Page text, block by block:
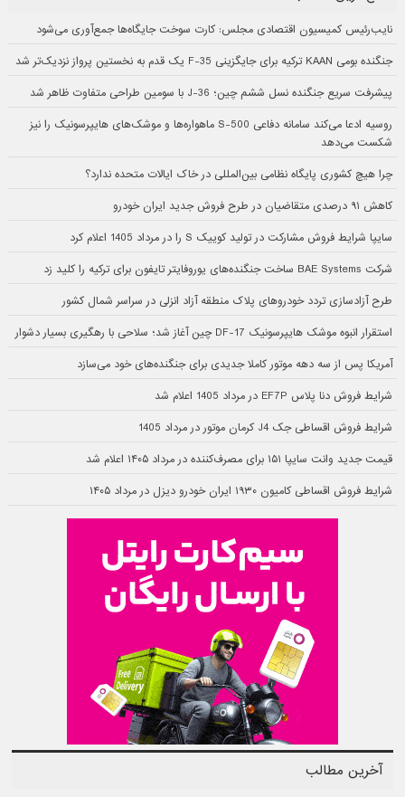
نایب‌رئیس کمیسیون اقتصادی مجلس: کارت سوخت جایگاه‌ها جمع‌آوری می‌شود
جنگنده بومی KAAN ترکیه برای جایگزینی F-35 یک قدم به نخستین پرواز نزدیک‌تر شد
پیشرفت سریع جنگنده نسل ششم چین؛ J-36 با سومین طراحی متفاوت ظاهر شد
روسیه ادعا می‌کند سامانه دفاعی S-500 ماهواره‌ها و موشک‌های هایپرسونیک را نیز
شکست می‌دهد
چرا هیچ کشوری پایگاه نظامی بین‌المللی در خاک ایالات متحده ندارد؟
کاهش ۹۱ درصدی متقاضیان در طرح فروش جدید ایران خودرو
سایپا شرایط فروش مشارکت در تولید کوییک S را در مرداد 1405 اعلام کرد
شرکت BAE Systems ساخت جنگنده‌های یوروفایتر تایفون برای ترکیه را کلید زد
طرح آزادسازی تردد خودروهای پلاک منطقه آزاد انزلی در سراسر شمال کشور
استقرار انبوه موشک هایپرسونیک DF-17 چین آغاز شد؛ سلاحی با رهگیری بسیار دشوار
آمریکا پس از سه دهه موتور کاملا جدیدی برای جنگنده‌های خود می‌سازد
شرایط فروش دنا پلاس EF7P در مرداد 1405 اعلام شد
شرایط فروش اقساطی جک J4 کرمان موتور در مرداد 1405
قیمت جدید وانت سایپا ۱۵۱ برای مصرف‌کننده در مرداد ۱۴۰۵ اعلام شد
شرایط فروش اقساطی کامیون ۱۹۳۰ ایران خودرو دیزل در مرداد ۱۴۰۵
آخرین مطالب